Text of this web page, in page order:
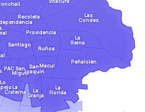
Santiago
Recoleta
La
Cisterna
Lo
PACSan
Miguel
La
Granja
San
Joaquín
Providencia
Ñuñoa
La
Reina
Macul
La
Florida
Peñalolén
Las
Condes
Vitacura